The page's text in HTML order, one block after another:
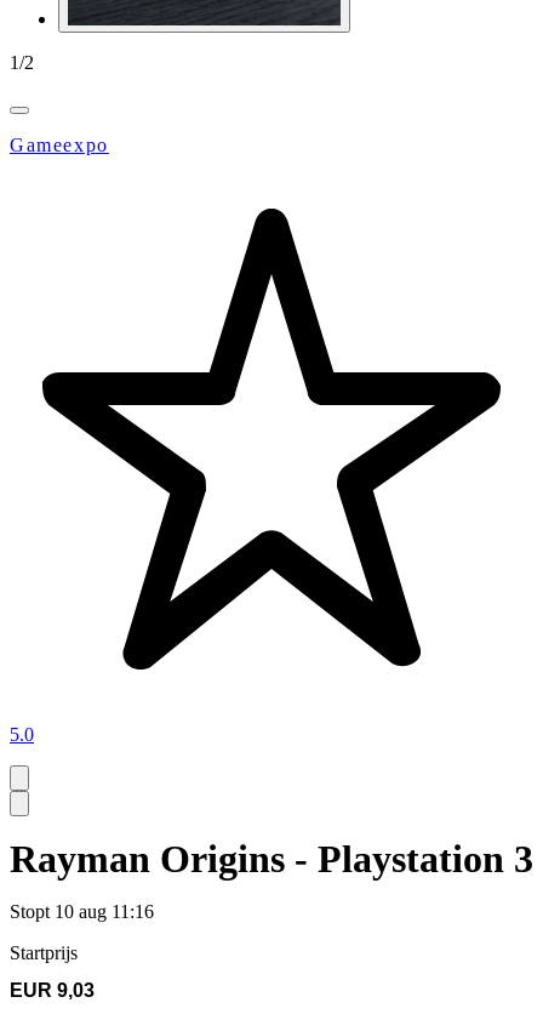
1/2
Gameexpo
5.0
Rayman Origins - Playstation 3
Stopt 10 aug 11:16
Startprijs
EUR 9,03